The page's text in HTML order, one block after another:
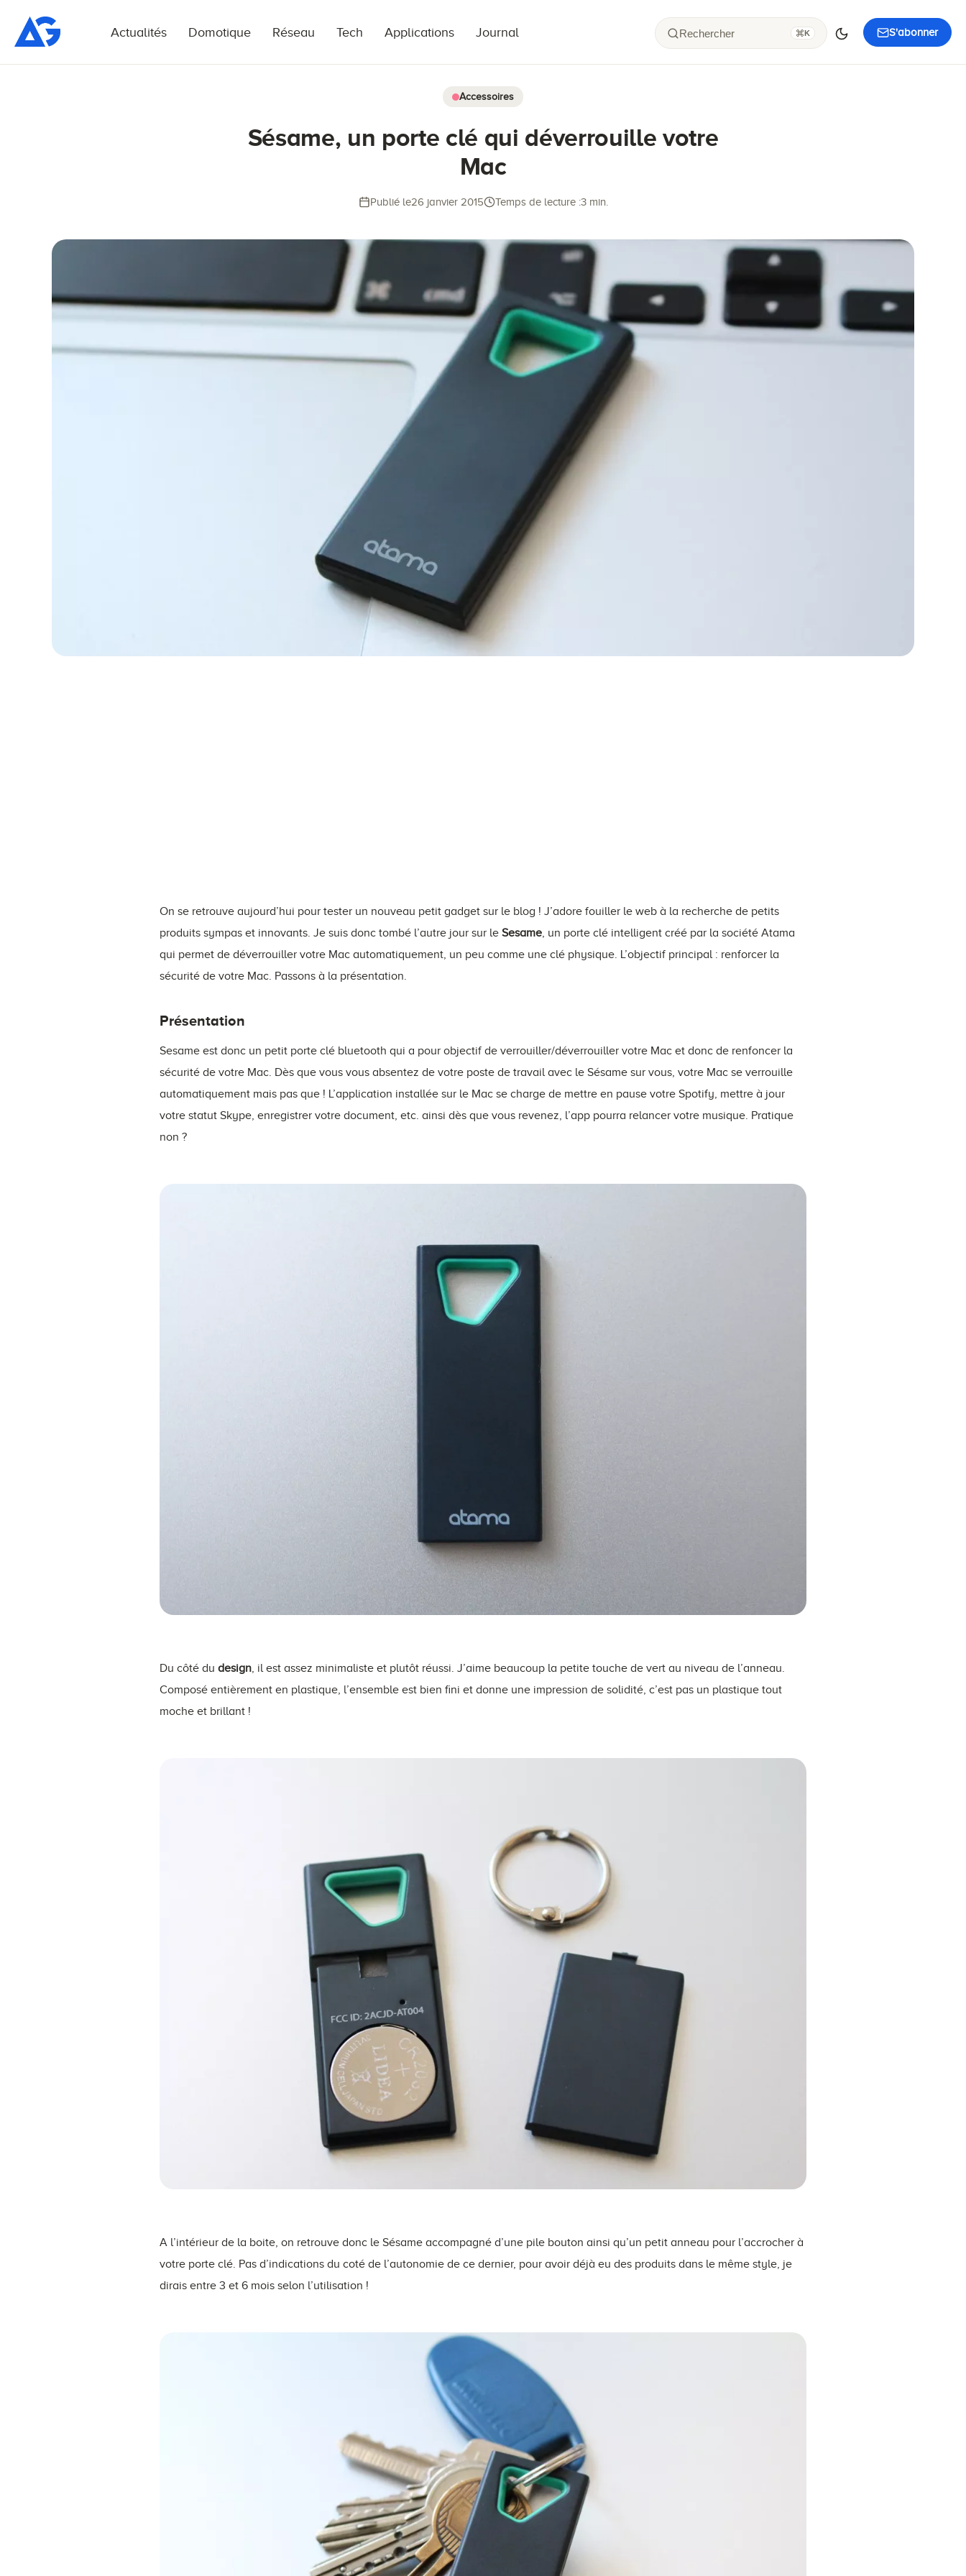
S'abonner
Rechercher K
Actualités Domotique Réseau Tech Applications Journal
Accessoires
Sésame, un porte clé qui déverrouille votre
Mac
Publié le26 janvier 2015 Temps de lecture :3 min.
On se retrouve aujourd’hui pour tester un nouveau petit gadget sur le blog ! J’adore fouiller le web à la recherche de petits
produits sympas et innovants. Je suis donc tombé l’autre jour sur le Sesame, un porte clé intelligent créé par la société Atama
qui permet de déverrouiller votre Mac automatiquement, un peu comme une clé physique. L’objectif principal : renforcer la
sécurité de votre Mac. Passons à la présentation.
Présentation
Sesame est donc un petit porte clé bluetooth qui a pour objectif de verrouiller/déverrouiller votre Mac et donc de renfoncer la
sécurité de votre Mac. Dès que vous vous absentez de votre poste de travail avec le Sésame sur vous, votre Mac se verrouille
automatiquement mais pas que ! L’application installée sur le Mac se charge de mettre en pause votre Spotify, mettre à jour
votre statut Skype, enregistrer votre document, etc. ainsi dès que vous revenez, l’app pourra relancer votre musique. Pratique
non ?
Du côté du design, il est assez minimaliste et plutôt réussi. J’aime beaucoup la petite touche de vert au niveau de l’anneau.
Composé entièrement en plastique, l’ensemble est bien fini et donne une impression de solidité, c’est pas un plastique tout
moche et brillant !
A l’intérieur de la boite, on retrouve donc le Sésame accompagné d’une pile bouton ainsi qu’un petit anneau pour l’accrocher à
votre porte clé. Pas d’indications du coté de l’autonomie de ce dernier, pour avoir déjà eu des produits dans le même style, je
dirais entre 3 et 6 mois selon l’utilisation !